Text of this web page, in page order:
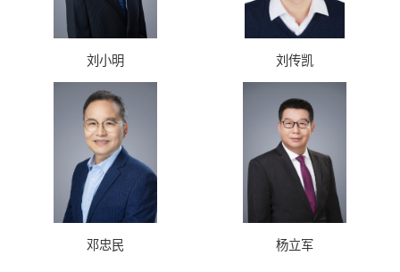
刘小明 刘传凯
邓忠民 杨立军